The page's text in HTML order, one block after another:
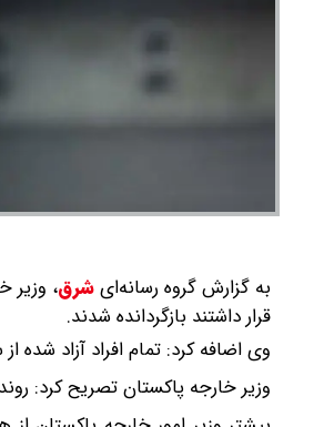
به گزارش گروه رسانه‌ایشرق،
قرار داشتند بازگردانده شدند.
وی اضافه کرد: تمام افراد آزاد
وزیر خارجه پاکستان تصریح کرد: